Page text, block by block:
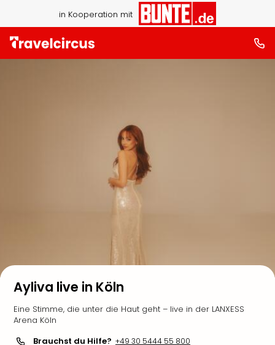
in Kooperation mit
Ayliva live in Köln
Eine Stimme, die unter die Haut geht – live in der LANXESS
Arena Köln
Brauchst du Hilfe? +49 30 5444 55 800